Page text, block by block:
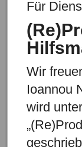
Für
Wir
Ioannou
wird